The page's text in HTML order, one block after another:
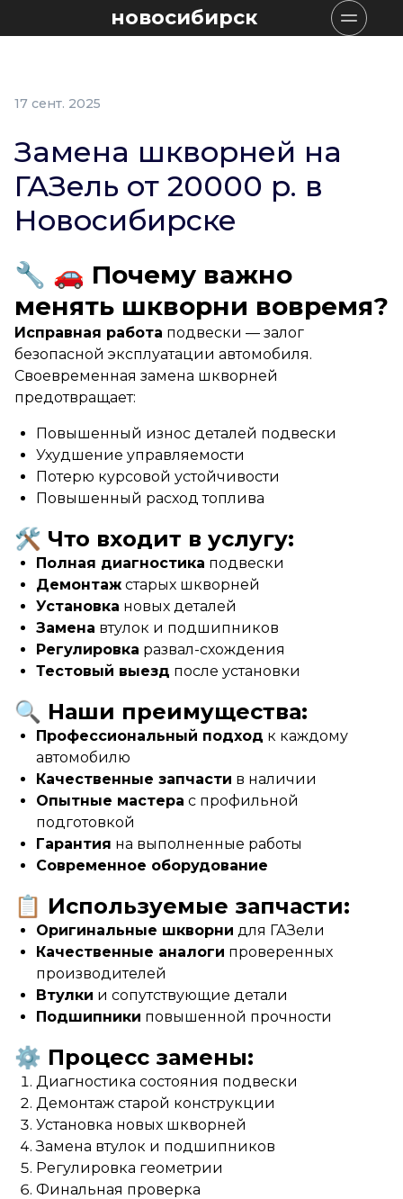
новосибирск
17 сент. 2025
Замена шкворней на
ГАЗель от 20000 р. в
Новосибирске
🔧 🚗 Почему важно
менять шкворни вовремя?
Исправная работа подвески — залог
безопасной эксплуатации автомобиля.
Своевременная замена шкворней
предотвращает:
Повышенный износ деталей подвески
Ухудшение управляемости
Потерю курсовой устойчивости
Повышенный расход топлива
🛠 Что входит в услугу:
Полная диагностика подвески
Демонтаж старых шкворней
Установка новых деталей
Замена втулок и подшипников
Регулировка развал-схождения
Тестовый выезд после установки
🔍 Наши преимущества:
Профессиональный подход к каждому
автомобилю
Качественные запчасти в наличии
Опытные мастера с профильной
подготовкой
Гарантия на выполненные работы
Современное оборудование
📋 Используемые запчасти:
Оригинальные шкворни для ГАЗели
Качественные аналоги проверенных
производителей
Втулки и сопутствующие детали
Подшипники повышенной прочности
⚙️ Процесс замены:
Диагностика состояния подвески
Демонтаж старой конструкции
Установка новых шкворней
Замена втулок и подшипников
Регулировка геометрии
Финальная проверка